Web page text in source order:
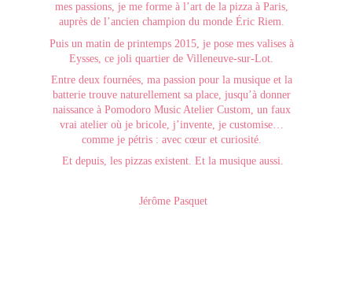
mes passions, je me forme à l’art de la pizza à Paris,
auprès de l’ancien champion du monde Éric Riem.
Puis un matin de printemps 2015, je pose mes valises à
Eysses, ce joli quartier de Villeneuve‑sur‑Lot.
Entre deux fournées, ma passion pour la musique et la
batterie trouve naturellement sa place, jusqu’à donner
naissance à Pomodoro Music Atelier Custom, un faux
vrai atelier où je bricole, j’invente, je customise…
comme je pétris : avec cœur et curiosité.
Et depuis, les pizzas existent. Et la musique aussi.
Jérôme Pasquet